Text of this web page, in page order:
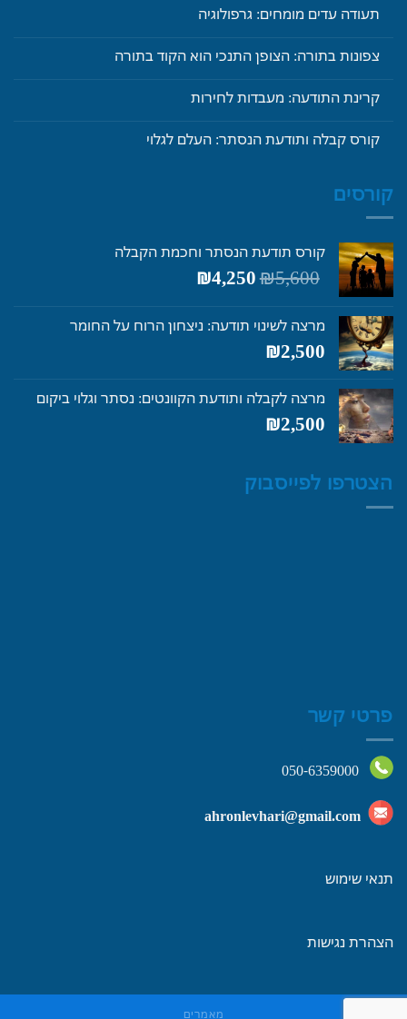
תעודה עדים מומחים: גרפולוגיה
צפונות בתורה: הצופן התנכי הוא הקוד בתורה
קרינת התודעה: מעבדות לחירות
קורס קבלה ותודעת הנסתר: העלם לגלוי
קורסים
קורס תודעת הנסתר וחכמת הקבלה
₪5,600
המחיר
המקורי
₪5,600.
₪4,250
₪4,250.
מרצה לשינוי תודעה: ניצחון הרוח על החומר
₪2,500
מרצה לקבלה ותודעת הקוונטים: נסתר וגלוי ביקום
₪2,500
הצטרפו לפייסבוק
פרטי קשר
050-6359000
ahronlevhari@gmail.com
תנאי שימוש
הצהרת נגישות
מאמרים